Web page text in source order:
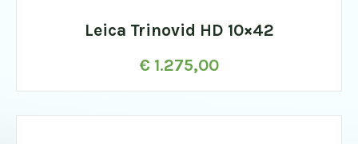
Leica Trinovid HD 10×42
€ 1.275,00